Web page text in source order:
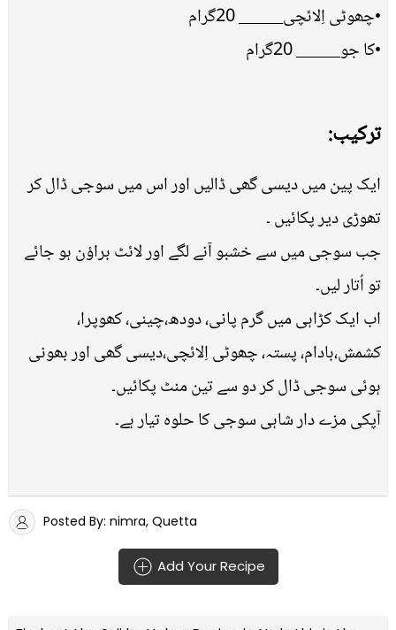
•چھوٹی اِلائچی_____ 20گرام
•کا جو_____ 20گرام
ترکیب:
ایک پین میں دیسی گھی ڈالیں اور اس میں سوجی ڈال کر
تھوڑی دیر پکائیں ۔
جب سوجی میں سے خشبو آنے لگے اور لائٹ براؤن ہو جائے
تو اُتار لیں۔
اب ایک کڑاہی میں گرم پانی، دودھ،چینی، کھوپرا،
کشمش،بادام، پستہ، چھوٹی اِلائچی،دیسی گھی اور بھونی
ہوئی سوجی ڈال کر دو سے تین منٹ پکائیں۔
آپکی مزے دار شاہی سوجی کا حلوہ تیار ہے۔
Posted By: nimra, Quetta
Add Your Recipe